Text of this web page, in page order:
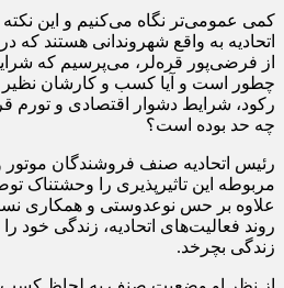
کمی عمومی‌تر نگاه می‌کنیم و این
اتحادیه به واقع شهروندانی هستند که
از فرضی‌پور قره‌لر، می‌پرسیم که
چطور است و آیا کسب و کارشان نظیر
رکود، شرایط دشوار اقتصادی و تورم
چه حد بوده است؟
رئیس اتحادیه صنف فروشندگان موتور
مربوطه این تاثیرپذیری را وحشتناک
علاوه بر حس نوعدوستی و همکاری
روند فعالیت‌های اتحادیه، زندگی خود
زندگی بچرخد.